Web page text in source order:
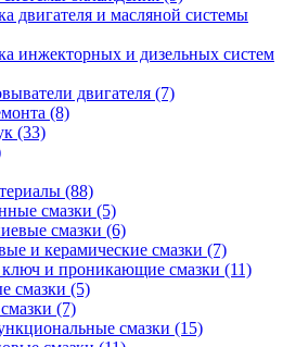
двигателя и масляной системы
инжекторных и дизельных систем
двигателя (7)
(8)
(33)
(88)
смазки (5)
смазки (6)
и керамические смазки (7)
и проникающие смазки (11)
смазки (5)
(7)
смазки (15)